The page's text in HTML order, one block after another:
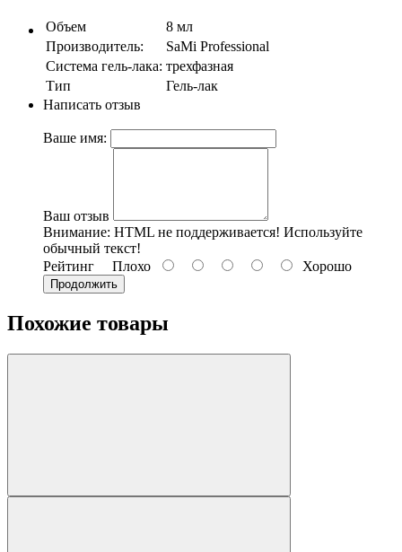
Объем
8 мл
Производитель:
SaMi Professional
Система гель-лака: трехфазная
Тип
Гель-лак
Написать отзыв
Ваше имя:
Ваш отзыв
Внимание: HTML не поддерживается! Используйте
обычный текст!
Рейтинг Плохо Хорошо
Продолжить
Похожие товары